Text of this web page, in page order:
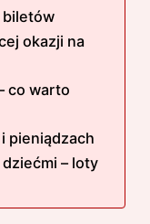
biletów
okazji na
co warto
pieniądzach
– loty